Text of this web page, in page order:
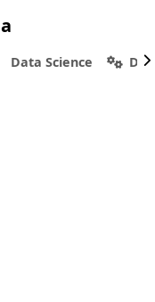
Data Science